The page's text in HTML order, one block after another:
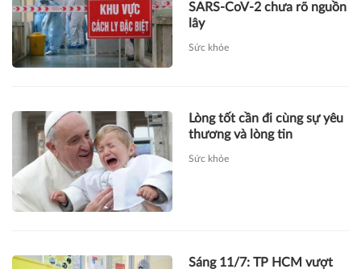
SARS-CoV-2 chưa rõ nguồn
lây
Sức khỏe
Lòng tốt cần đi cùng sự yêu
thương và lòng tin
Sức khỏe
Sáng 11/7: TP HCM vượt